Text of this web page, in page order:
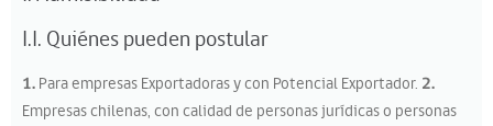
I.I. Quiénes pueden postular
1. Para empresas Exportadoras y con Potencial Exportador. 2.
Empresas chilenas, con calidad de personas jurídicas o personas